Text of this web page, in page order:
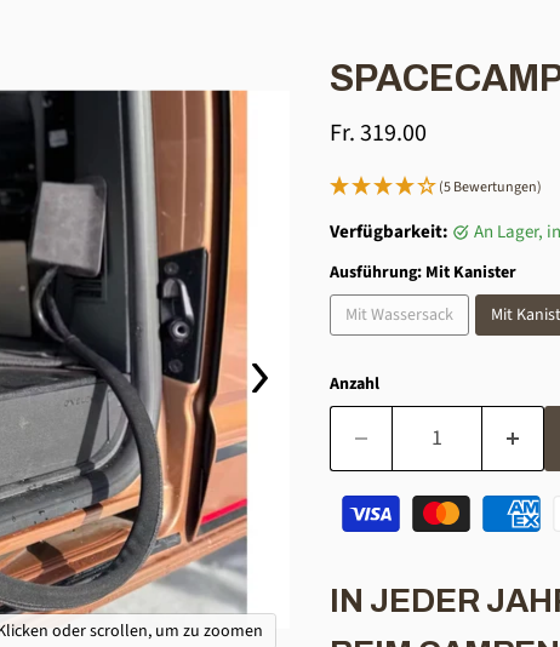
oder scrollen, um zu zoomen
Aktueller Preis
Fr. 319.00
(5 Bewertungen)
Verfügbarkeit: an Lager,
Ausführung: Mit Kanister
Mit Wassersack
Mit
Anzahl
IN JEDER